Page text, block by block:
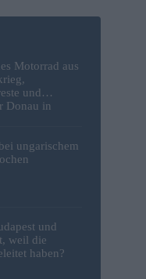
Motorrad aus
und
Donau in
ungarischem
und
weil die
haben?